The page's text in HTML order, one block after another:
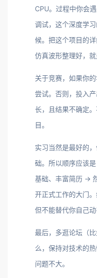
CPU。过程中你会
调试，这个深度学
候。把这个项目的
仿真波形整理好，就
关于竞赛，如果你
尝试。否则，投入
长，且结果不确定
目。
实习当然是最好的
础。所以顺序应该
基础、丰富简历 ->
开正式工作的大门
但不能替代你自己动
最后，多逛论坛（
么，保持对技术的
问题不大。